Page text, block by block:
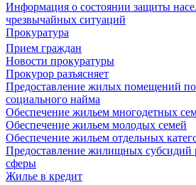
Информация о состоянии защиты
чрезвычайных ситуаций
Прокуратура
Прием граждан
Новости прокуратуры
Прокурор разъясняет
Предоставление жилых помещений
социального найма
Обеспечение жильем многодетных
Обеспечение жильем молодых семей
Обеспечение жильем отдельных
Предоставление жилищных субсидий
сферы
Жилье в кредит